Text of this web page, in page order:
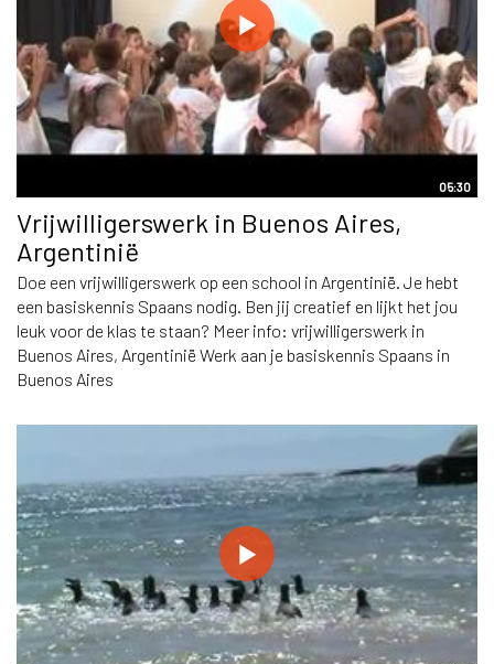
05:30
Vrijwilligerswerk in Buenos Aires,
Argentinië
Doe een vrijwilligerswerk op een school in Argentinië. Je hebt
een basiskennis Spaans nodig. Ben jij creatief en lijkt het jou
leuk voor de klas te staan? Meer info: vrijwilligerswerk in
Buenos Aires, Argentinië Werk aan je basiskennis Spaans in
Buenos Aires